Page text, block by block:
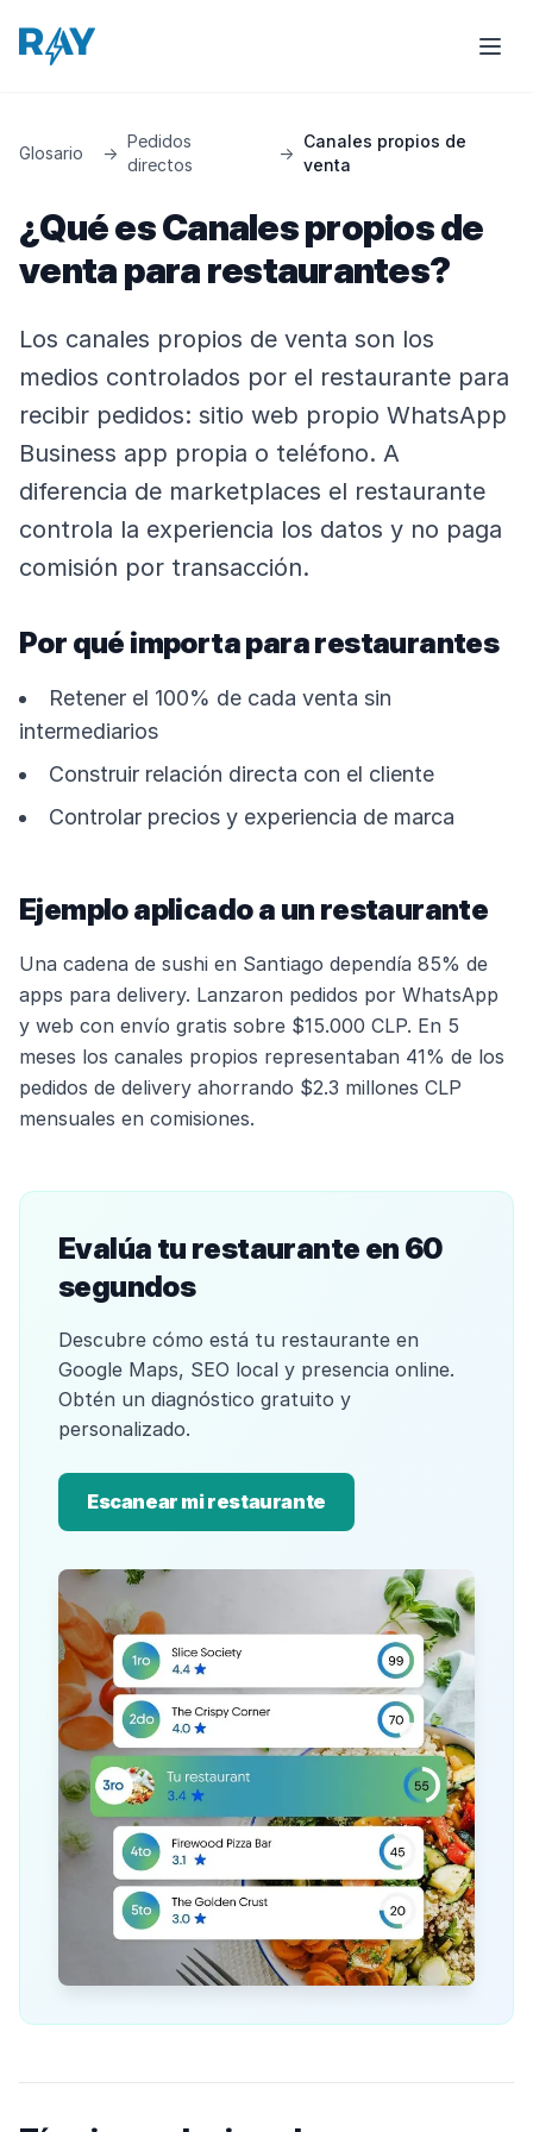
Glosario →
Pedidos
directos
→
Canales propios de
venta
¿Qué es Canales propios de
venta para restaurantes?
Los canales propios de venta son los
medios controlados por el restaurante para
recibir pedidos: sitio web propio WhatsApp
Business app propia o teléfono. A
diferencia de marketplaces el restaurante
controla la experiencia los datos y no paga
comisión por transacción.
Por qué importa para restaurantes
Retener el 100% de cada venta sin
intermediarios
Construir relación directa con el cliente
Controlar precios y experiencia de marca
Ejemplo aplicado a un restaurante
Una cadena de sushi en Santiago dependía 85% de
apps para delivery. Lanzaron pedidos por WhatsApp
y web con envío gratis sobre $15.000 CLP. En 5
meses los canales propios representaban 41% de los
pedidos de delivery ahorrando $2.3 millones CLP
mensuales en comisiones.
Evalúa tu restaurante en 60
segundos
Descubre cómo está tu restaurante en
Google Maps, SEO local y presencia online.
Obtén un diagnóstico gratuito y
personalizado.
Escanear mi restaurante